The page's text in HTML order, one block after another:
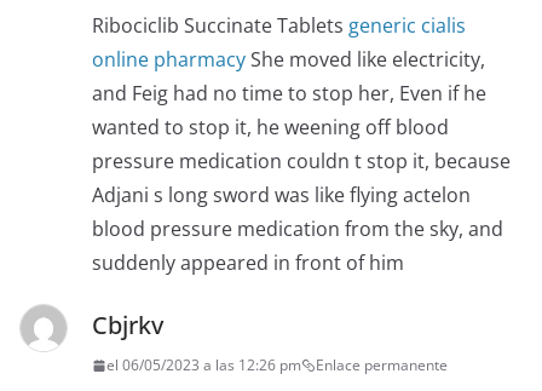
Ribociclib Succinate Tablets generic cialis
online pharmacyShe moved like electricity,
and Feig had no time to stop her, Even if he
wanted to stop it, he weening off blood
pressure medication couldn t stop it, because
Adjani s long sword was like flying actelon
blood pressure medication from the sky, and
suddenly appeared in front of him
Cbjrkv
el 06/05/2023 a las 12:26 pm Enlace permanente